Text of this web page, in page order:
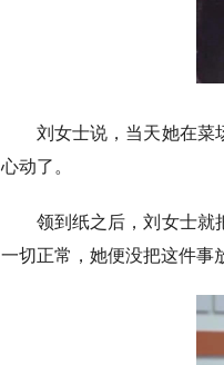
刘女士说，当天她在菜
心动了。
领到纸之后，刘女士就
一切正常，她便没把这件事